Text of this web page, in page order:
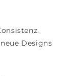
Designs